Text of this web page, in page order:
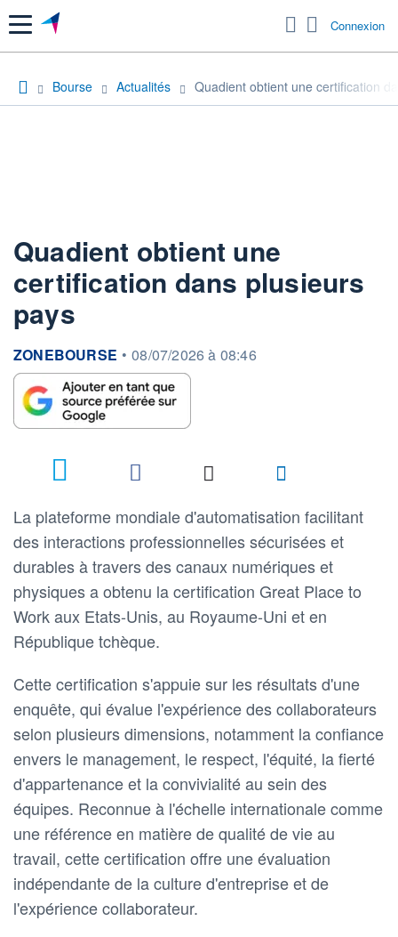
Menu Connexion
Bourse Actualités Quadient obtient une certification
Quadient obtient une
certification dans plusieurs
pays
information fournie par
ZONEBOURSE • 08/07/2026 à 08:46
La plateforme mondiale d'automatisation facilitant
des interactions professionnelles sécurisées et
durables à travers des canaux numériques et
physiques a obtenu la certification Great Place to
Work aux Etats-Unis, au Royaume-Uni et en
République tchèque.
Cette certification s'appuie sur les résultats d'une
enquête, qui évalue l'expérience des collaborateurs
selon plusieurs dimensions, notamment la confiance
envers le management, le respect, l'équité, la fierté
d'appartenance et la convivialité au sein des
équipes. Reconnue à l'échelle internationale comme
une référence en matière de qualité de vie au
travail, cette certification offre une évaluation
indépendante de la culture d'entreprise et de
l'expérience collaborateur.